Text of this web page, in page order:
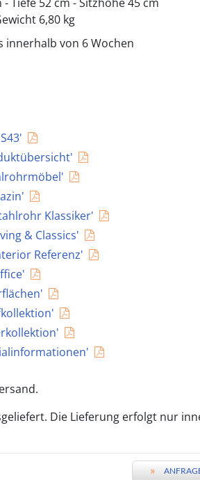
6,80 kg
innerhalb von 6 Wochen
Klassiker'
& Classics'
Referenz'
Die Lieferung erfolgt nur
»